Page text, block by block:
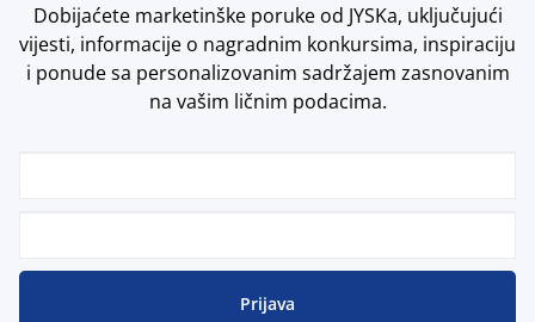
Dobijaćete marketinške poruke od JYSKa, uključujući
vijesti, informacije o nagradnim konkursima, inspiraciju
i ponude sa personalizovanim sadržajem zasnovanim
na vašim ličnim podacima.
Prijava